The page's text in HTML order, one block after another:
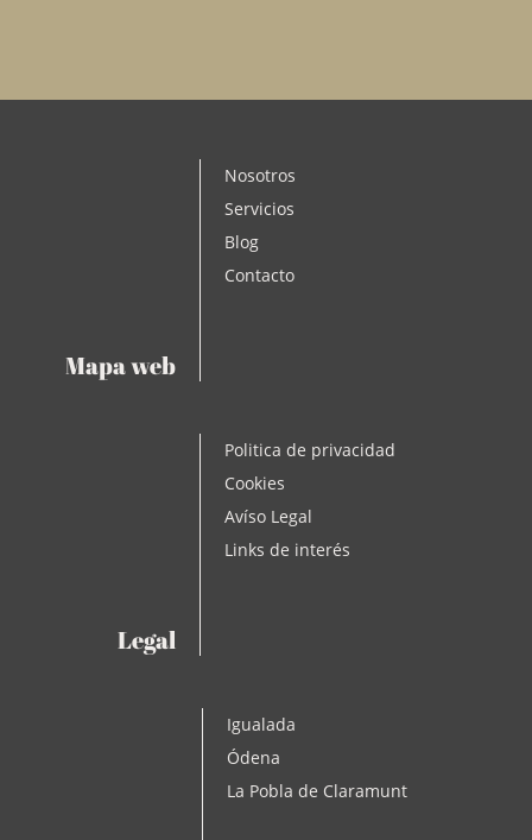
Mapa web
Nosotros
Servicios
Blog
Contacto
Legal
Politica de privacidad
Cookies
Avíso Legal
Links de interés
Igualada
Ódena
La Pobla de Claramunt